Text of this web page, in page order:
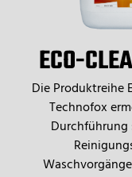
ECO-
Die Produktreihe
Technofox